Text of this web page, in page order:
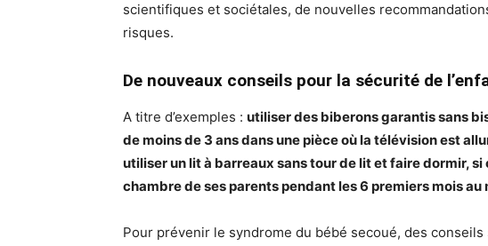
scientifiques et sociétales, de nouvelles
risques.
De nouveaux conseils pour la sécurité de
A titre d’exemples : utiliser des biberons garantis sans
de moins de 3 ans dans une pièce où la télévision est
utiliser un lit à barreaux sans tour de lit et faire dormir, si
chambre de ses parents pendant les 6 premiers mois au
Pour prévenir le syndrome du bébé secoué, des